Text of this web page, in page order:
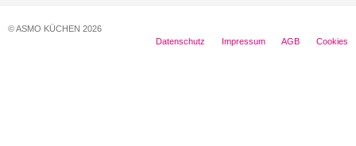
© ASMO KÜCHEN 2026
Datenschutz
Impressum AGB Cookies